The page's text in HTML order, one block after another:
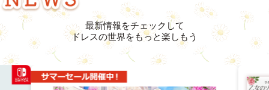
最新情報をチェックして
ドレスの世界をもっと楽しもう